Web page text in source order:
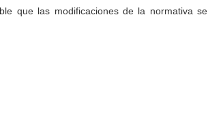
que las modificaciones de la normativa se